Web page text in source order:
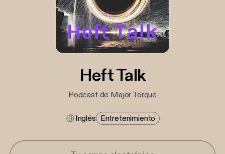
Heft Talk
Podcast de Major Torque
Inglés Entretenimiento